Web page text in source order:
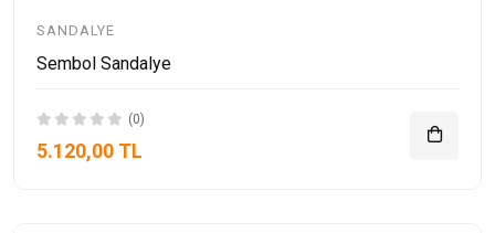
SANDALYE
Sembol Sandalye
(0)
5.120,00 TL